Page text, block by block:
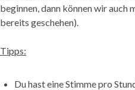
beginnen, dann können wir auch
bereits geschehen).
Tipps:
Du hast eine Stimme pro